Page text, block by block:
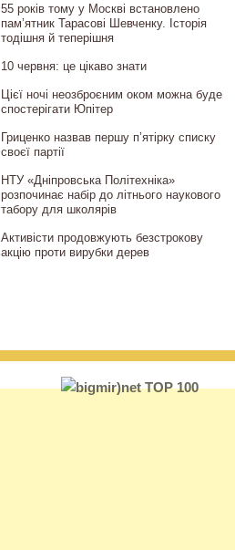
55 років тому у Москві встановлено
пам’ятник Тарасові Шевченку. Історія
тодішня й теперішня
10 червня: це цікаво знати
Цієї ночі неозброєним оком можна буде
спостерігати Юпітер
Гриценко назвав першу п’ятірку списку
своєї партії
НТУ «Дніпровська Політехніка»
розпочинає набір до літнього наукового
табору для школярів
Активісти продовжують безстрокову
акцію проти вирубки дерев